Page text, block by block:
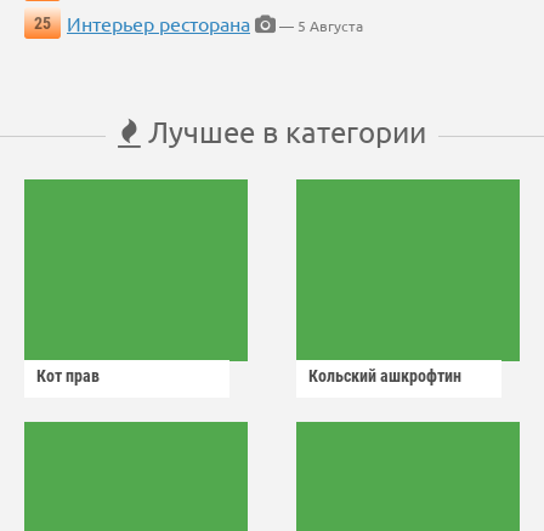
25
Интерьер ресторана — 5 Августа
Лучшее в категории
Кот прав Кольский ашкрофтин